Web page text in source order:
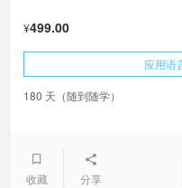
¥499.00
应用语
180 天（随到随学）
收藏 分享